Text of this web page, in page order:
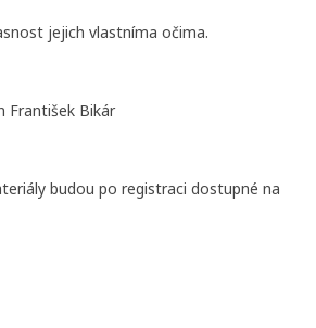
jejich vlastníma očima.
František Bikár
budou po registraci dostupné na